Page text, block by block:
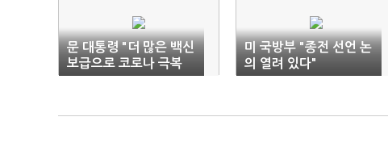
문 대통령 "더 많은 백신
보급으로 코로나 극복
기여"
미 국방부 "종전 선언 논
의 열려 있다"